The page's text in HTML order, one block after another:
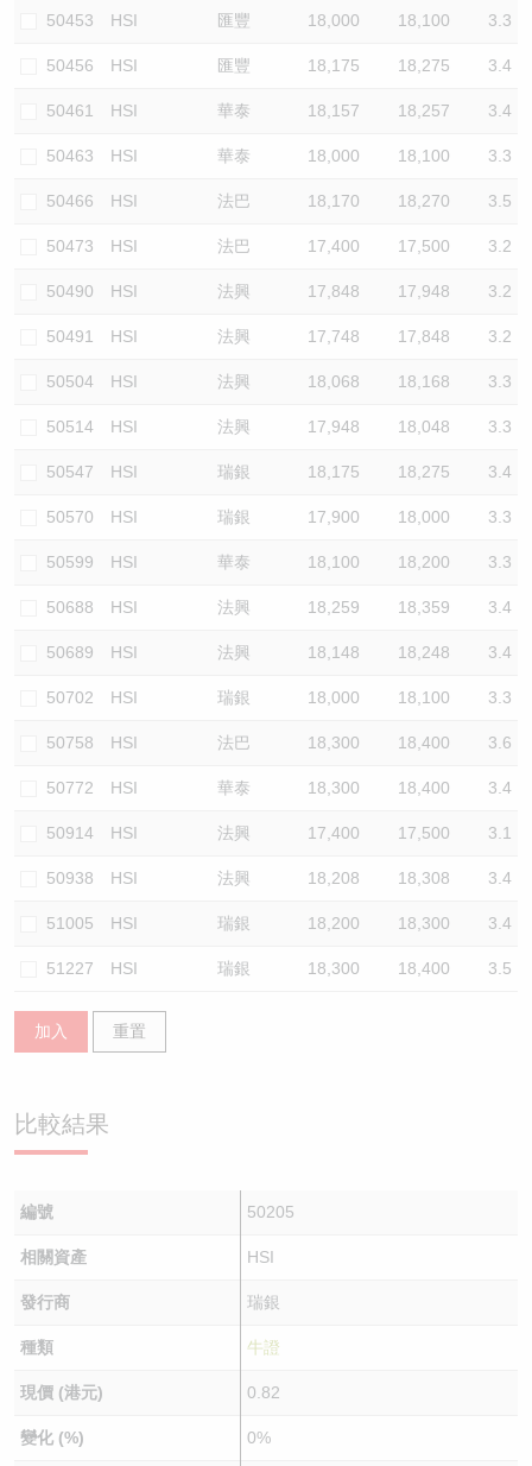
50453 HSI 匯豐 18,000 18,100 3.3
50456 HSI 匯豐 18,175 18,275 3.4
50461 HSI 華泰 18,157 18,257 3.4
50463 HSI 華泰 18,000 18,100 3.3
50466 HSI 法巴 18,170 18,270 3.5
50473 HSI 法巴 17,400 17,500 3.2
50490 HSI 法興 17,848 17,948 3.2
50491 HSI 法興 17,748 17,848 3.2
50504 HSI 法興 18,068 18,168 3.3
50514 HSI 法興 17,948 18,048 3.3
50547 HSI 瑞銀 18,175 18,275 3.4
50570 HSI 瑞銀 17,900 18,000 3.3
50599 HSI 華泰 18,100 18,200 3.3
50688 HSI 法興 18,259 18,359 3.4
50689 HSI 法興 18,148 18,248 3.4
50702 HSI 瑞銀 18,000 18,100 3.3
50758 HSI 法巴 18,300 18,400 3.6
50772 HSI 華泰 18,300 18,400 3.4
50914 HSI 法興 17,400 17,500 3.1
50938 HSI 法興 18,208 18,308 3.4
51005 HSI 瑞銀 18,200 18,300 3.4
51227 HSI 瑞銀 18,300 18,400 3.5
加入 重置
比較結果
編號 50205
相關資產 HSI
發行商 瑞銀
種類 牛證
現價 (港元) 0.82
變化 (%) 0%